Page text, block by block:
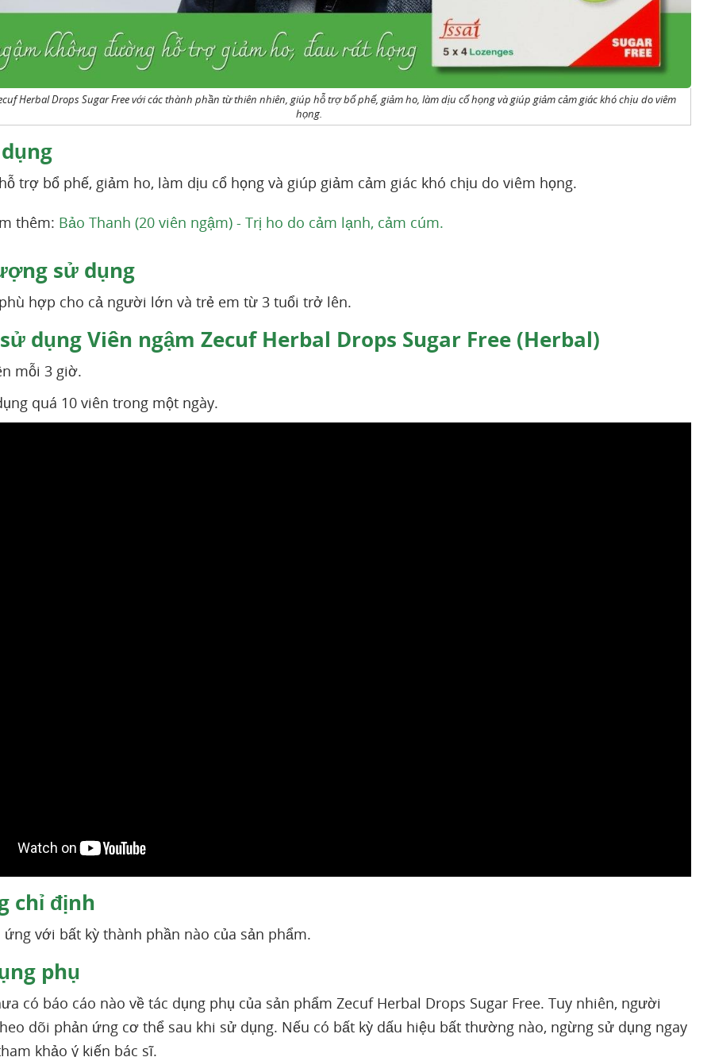
Herbal Drops Sugar Free với các thành phần từ thiên nhiên, giúp hỗ trợ bổ phế, giảm ho, làm dịu cổ họng và giúp giảm cảm giác khó chịu do viêm
họng.
trợ bổ phế, giảm ho, làm dịu cổ họng và giúp giảm cảm giác khó chịu do viêm họng.
thêm: Bảo Thanh (20 viên ngậm) - Trị ho do cảm lạnh, cảm cúm.
sử dụng
hợp cho cả người lớn và trẻ em từ 3 tuổi trở lên.
dụng Viên ngậm Zecuf Herbal Drops Sugar Free (Herbal)
mỗi 3 giờ.
quá 10 viên trong một ngày.
chỉ định
với bất kỳ thành phần nào của sản phẩm.
phụ
có báo cáo nào về tác dụng phụ của sản phẩm Zecuf Herbal Drops Sugar Free. Tuy nhiên, người
dõi phản ứng cơ thể sau khi sử dụng. Nếu có bất kỳ dấu hiệu bất thường nào, ngừng sử dụng ngay
khảo ý kiến bác sĩ.